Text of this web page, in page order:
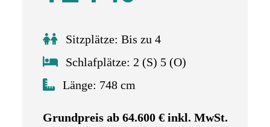
Sitzplätze: Bis zu 4
Schlafplätze: 2 (S) 5 (O)
Länge: 748 cm
Grundpreis ab 64.600 € inkl. MwSt.